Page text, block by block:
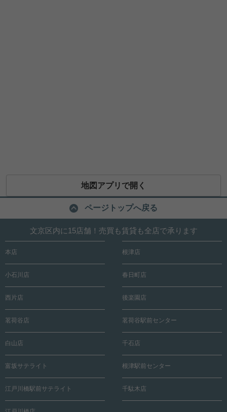
地図アプリで開く
ページトップへ戻る
文京区内に15店舗！売買も賃貸も全店で承ります
本店 根津店
小石川店 春日町店
西片店 後楽園店
茗荷谷店 茗荷谷駅前センター
白山店 千石店
富坂サテライト 根津駅前センター
江戸川橋駅前サテライト 千駄木店